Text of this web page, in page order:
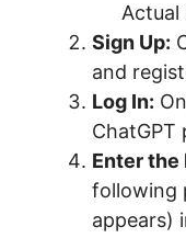
Actual
Sign Up:
and
Log In:
ChatGPT
Enter the
following
appears)